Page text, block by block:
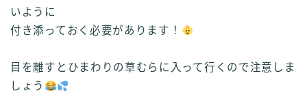
いように
付き添っておく必要があります！
目を離すとひまわりの草むらに入って行くので注意しま
しょう